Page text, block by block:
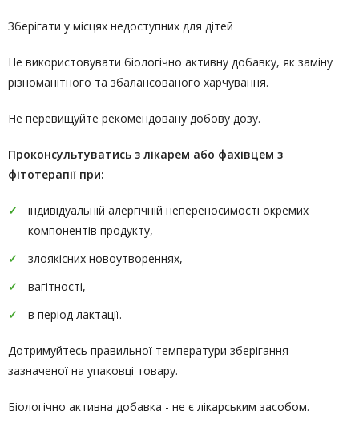
Зберігати у місцях недоступних для дітей
Не використовувати біологічно активну добавку, як заміну
різноманітного та збалансованого харчування.
Не перевищуйте рекомендовану добову дозу.
Проконсультуватись з лікарем або фахівцем з
фітотерапії при:
індивідуальній алергічній непереносимості окремих
компонентів продукту,
злоякісних новоутвореннях,
вагітності,
в період лактації.
Дотримуйтесь правильної температури зберігання
зазначеної на упаковці товару.
Біологічно активна добавка - не є лікарським засобом.